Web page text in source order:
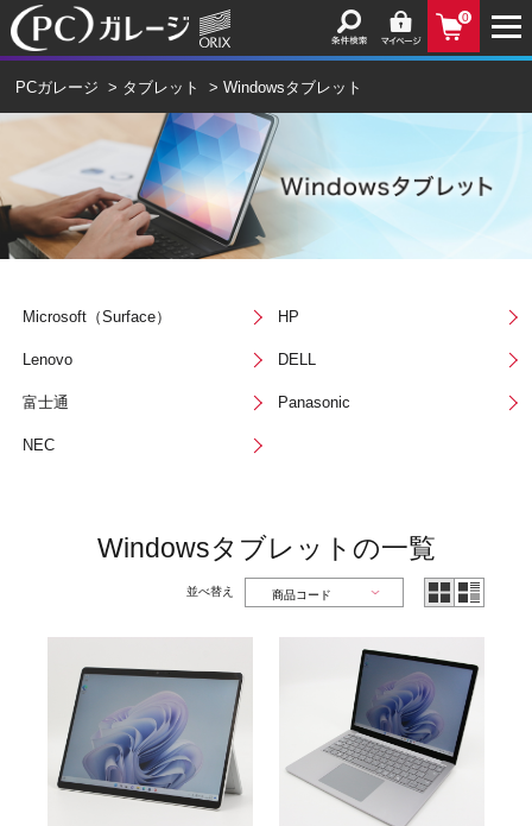
0
PCガレージ > タブレット >Windowsタブレット
Microsoft（Surface） HP
Lenovo DELL
富士通 Panasonic
NEC
Windowsタブレットの一覧
並べ替え